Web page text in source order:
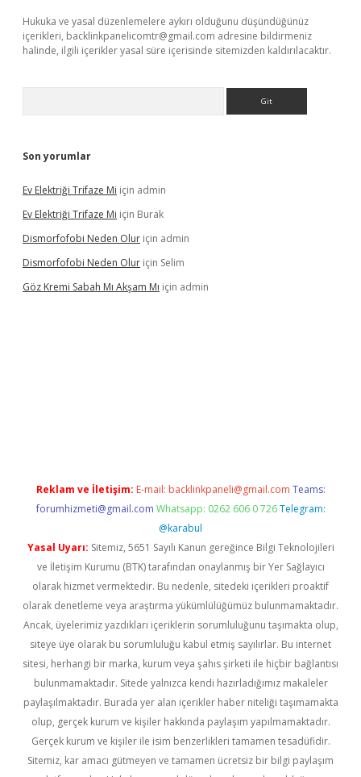
Hukuka ve yasal düzenlemelere aykırı olduğunu düşündüğünüz
içerikleri, backlinkpanelicomtr@gmail.com adresine bildirmeniz
halinde, ilgili içerikler yasal süre içerisinde sitemizden kaldırılacaktır.
Son yorumlar
Ev Elektriği Trifaze Mi için admin
Ev Elektriği Trifaze Mi için Burak
Dismorfofobi Neden Olur için admin
Dismorfofobi Neden Olur için Selim
Göz Kremi Sabah Mı Akşam Mı için admin
Reklam ve İletişim: E-mail: backlinkpaneli@gmail.com Teams:
forumhizmeti@gmail.com Whatsapp: 0262 606 0 726 Telegram:
@karabul
Yasal Uyarı: Sitemiz, 5651 Sayılı Kanun gereğince Bilgi Teknolojileri
ve İletişim Kurumu (BTK) tarafından onaylanmış bir Yer Sağlayıcı
olarak hizmet vermektedir. Bu nedenle, sitedeki içerikleri proaktif
olarak denetleme veya araştırma yükümlülüğümüz bulunmamaktadır.
Ancak, üyelerimiz yazdıkları içeriklerin sorumluluğunu taşımakta olup,
siteye üye olarak bu sorumluluğu kabul etmiş sayılırlar. Bu internet
sitesi, herhangi bir marka, kurum veya şahıs şirketi ile hiçbir bağlantısı
bulunmamaktadır. Sitede yalnızca kendi hazırladığımız makaleler
paylaşılmaktadır. Burada yer alan içerikler haber niteliği taşımamakta
olup, gerçek kurum ve kişiler hakkında paylaşım yapılmamaktadır.
Gerçek kurum ve kişiler ile isim benzerlikleri tamamen tesadüfidir.
Sitemiz, kar amacı gütmeyen ve tamamen ücretsiz bir bilgi paylaşım